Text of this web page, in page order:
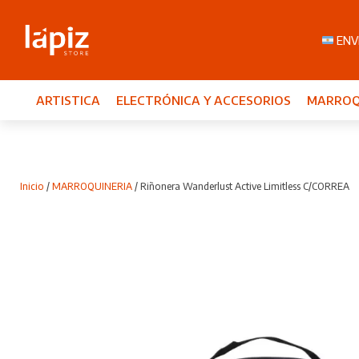
ARTISTICA ELECTRÓNICA Y ACCESORIOS
Inicio / MARROQUINERIA / Riñonera Wanderlust Active Limitless C/CORREA